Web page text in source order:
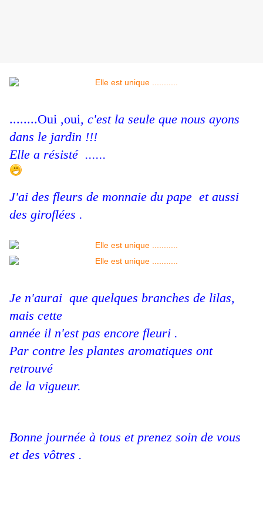
........Oui ,oui, c'est la seule que nous ayons
dans le jardin !!!
Elle a résisté ......
J'ai des fleurs de monnaie du pape et aussi
des giroflées .
Je n'aurai que quelques branches de lilas,
mais cette
année il n'est pas encore fleuri .
Par contre les plantes aromatiques ont
retrouvé
de la vigueur.
Bonne journée à tous et prenez soin de vous
et des vôtres .